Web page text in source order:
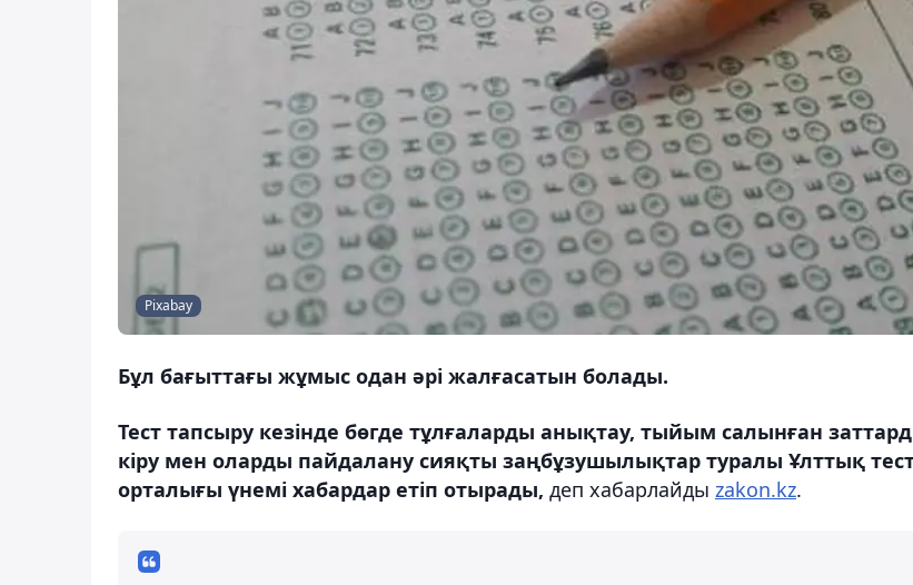
Pixabay
Бұл бағыттағы жұмыс одан әрі жалғасатын болады.
Тест тапсыру кезінде бөгде тұлғаларды анықтау, тыйым салынған
кіру мен оларды пайдалану сияқты заңбұзушылықтар туралы Ұлттық
орталығы үнемі хабардар етіп отырады, деп хабарлайды zakon.kz.